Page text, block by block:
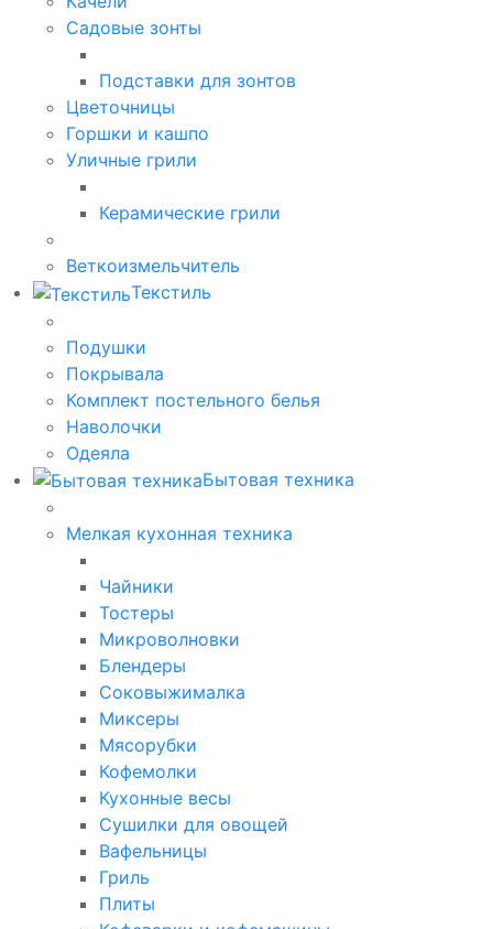
Садовые зонты
Подставки для зонтов
Цветочницы
Горшки и кашпо
Уличные грили
Керамические грили
Веткоизмельчитель
Текстиль
Подушки
Покрывала
Комплект постельного белья
Наволочки
Одеяла
Бытовая техника
Мелкая кухонная техника
Чайники
Тостеры
Микроволновки
Блендеры
Соковыжималка
Миксеры
Мясорубки
Кофемолки
Кухонные весы
Сушилки для овощей
Вафельницы
Гриль
Плиты